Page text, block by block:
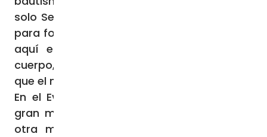
solo Señor, una sola fe, «en un solo Espíritu
para formar un solo cuerpo» (1Cor 12,13). He
aquí el ideal de unidad: formar un solo
cuerpo, ser en Cristo una sola cosa, para
que el mundo crea.
En el Evangelio de hoy vemos cómo «una
gran muchedumbre de Galilea» y también
otra mucha gente procedente de otros